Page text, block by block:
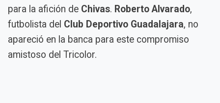
para la afición de Chivas. Roberto Alvarado,
futbolista del Club Deportivo Guadalajara, no
apareció en la banca para este compromiso
amistoso del Tricolor.